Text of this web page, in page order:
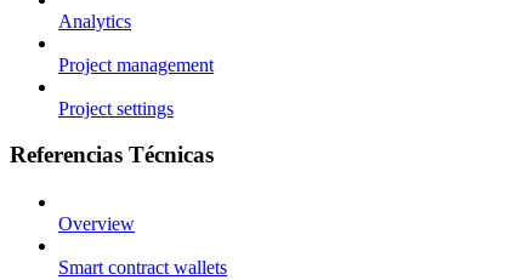
Analytics
Project management
Project settings
Referencias Técnicas
Overview
Smart contract wallets